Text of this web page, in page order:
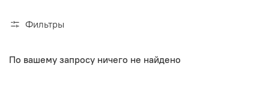
Фильтры
По вашему запросу ничего не найдено